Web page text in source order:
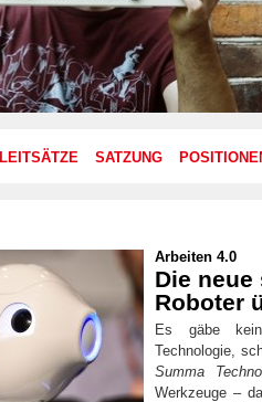
LEITSÄTZE SATZUNG
Arbeiten 4.0
Die
Roboter
Es gäbe
Technologie,
Summa
Werkzeuge –